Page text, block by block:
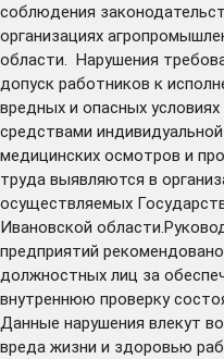
соблюдения
организациях
области. Нарушения
допуск работников к
вредных и опасных
средствами
медицинских осмотров и
труда выявляются в
осуществляемых
Ивановской
предприятий
должностных лиц за
внутреннюю проверку
Данные нарушения влекут
вреда жизни и здоровью